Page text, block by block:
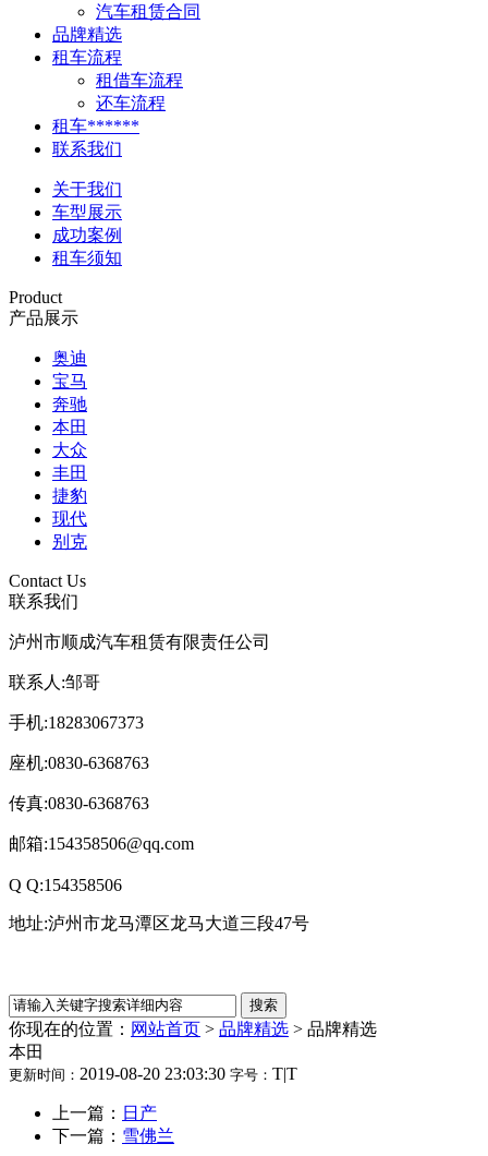
汽车租赁合同
品牌精选
租车流程
租借车流程
还车流程
租车******
联系我们
关于我们
车型展示
成功案例
租车须知
Product
产品展示
奥迪
宝马
奔驰
本田
大众
丰田
捷豹
现代
别克
Contact Us
联系我们
泸州市顺成汽车租赁有限责任公司
联系人:邹哥
手机:18283067373
座机:0830-6368763
传真:0830-6368763
邮箱:154358506@qq.com
Q Q:154358506
地址:泸州市龙马潭区龙马大道三段47号
你现在的位置： 网站首页 > 品牌精选 > 品牌精选
本田
更新时间： 2019-08-20 23:03:30 字号： T|T
上一篇： 日产
下一篇： 雪佛兰